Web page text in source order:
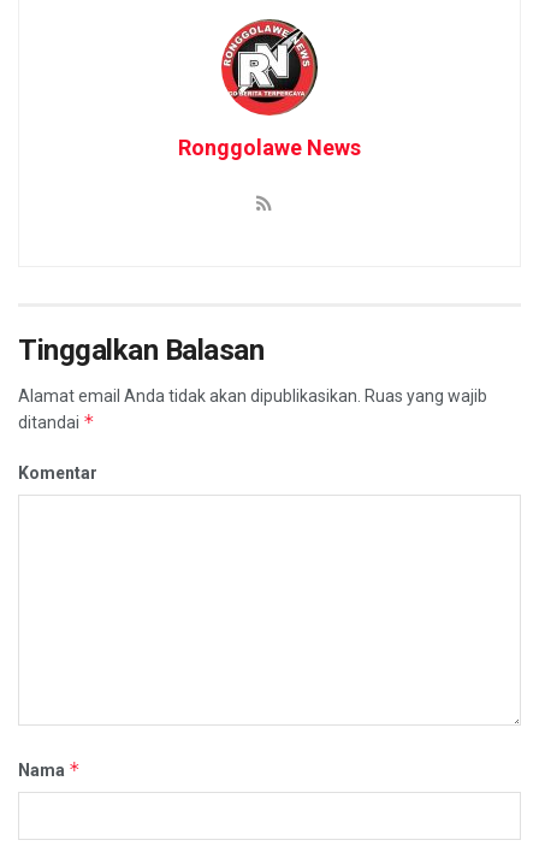
Ronggolawe News
Tinggalkan Balasan
Alamat email Anda tidak akan dipublikasikan. Ruas yang wajib
ditandai *
Komentar
Nama *